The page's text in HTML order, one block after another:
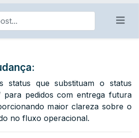
status que substituam o status
para pedidos com entrega futura
maior clareza sobre o
no fluxo operacional.